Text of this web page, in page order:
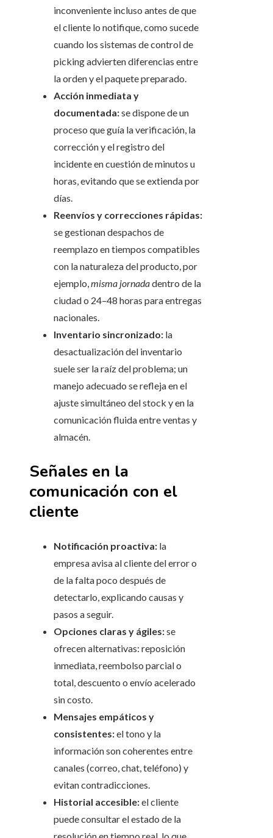
inconveniente incluso antes de que
el cliente lo notifique, como sucede
cuando los sistemas de control de
picking advierten diferencias entre
la orden y el paquete preparado.
Acción inmediata y
documentada:se dispone de un
proceso que guía la verificación, la
corrección y el registro del
incidente en cuestión de minutos u
horas, evitando que se extienda por
días.
Reenvíos y correcciones rápidas:
se gestionan despachos de
reemplazo en tiempos compatibles
con la naturaleza del producto, por
ejemplo,misma jornadadentro de la
ciudad o 24–48 horas para entregas
nacionales.
Inventario sincronizado: la
desactualización del inventario
suele ser la raíz del problema; un
manejo adecuado se refleja en el
ajuste simultáneo del stock y en la
comunicación fluida entre ventas y
almacén.
Señales en la
comunicación con el
cliente
Notificación proactiva: la
empresa avisa al cliente del error o
de la falta poco después de
detectarlo, explicando causas y
pasos a seguir.
Opciones claras y ágiles:se
ofrecen alternativas: reposición
inmediata, reembolso parcial o
total, descuento o envío acelerado
sin costo.
Mensajes empáticos y
consistentes:el tono y la
información son coherentes entre
canales (correo, chat, teléfono) y
evitan contradicciones.
Historial accesible:el cliente
puede consultar el estado de la